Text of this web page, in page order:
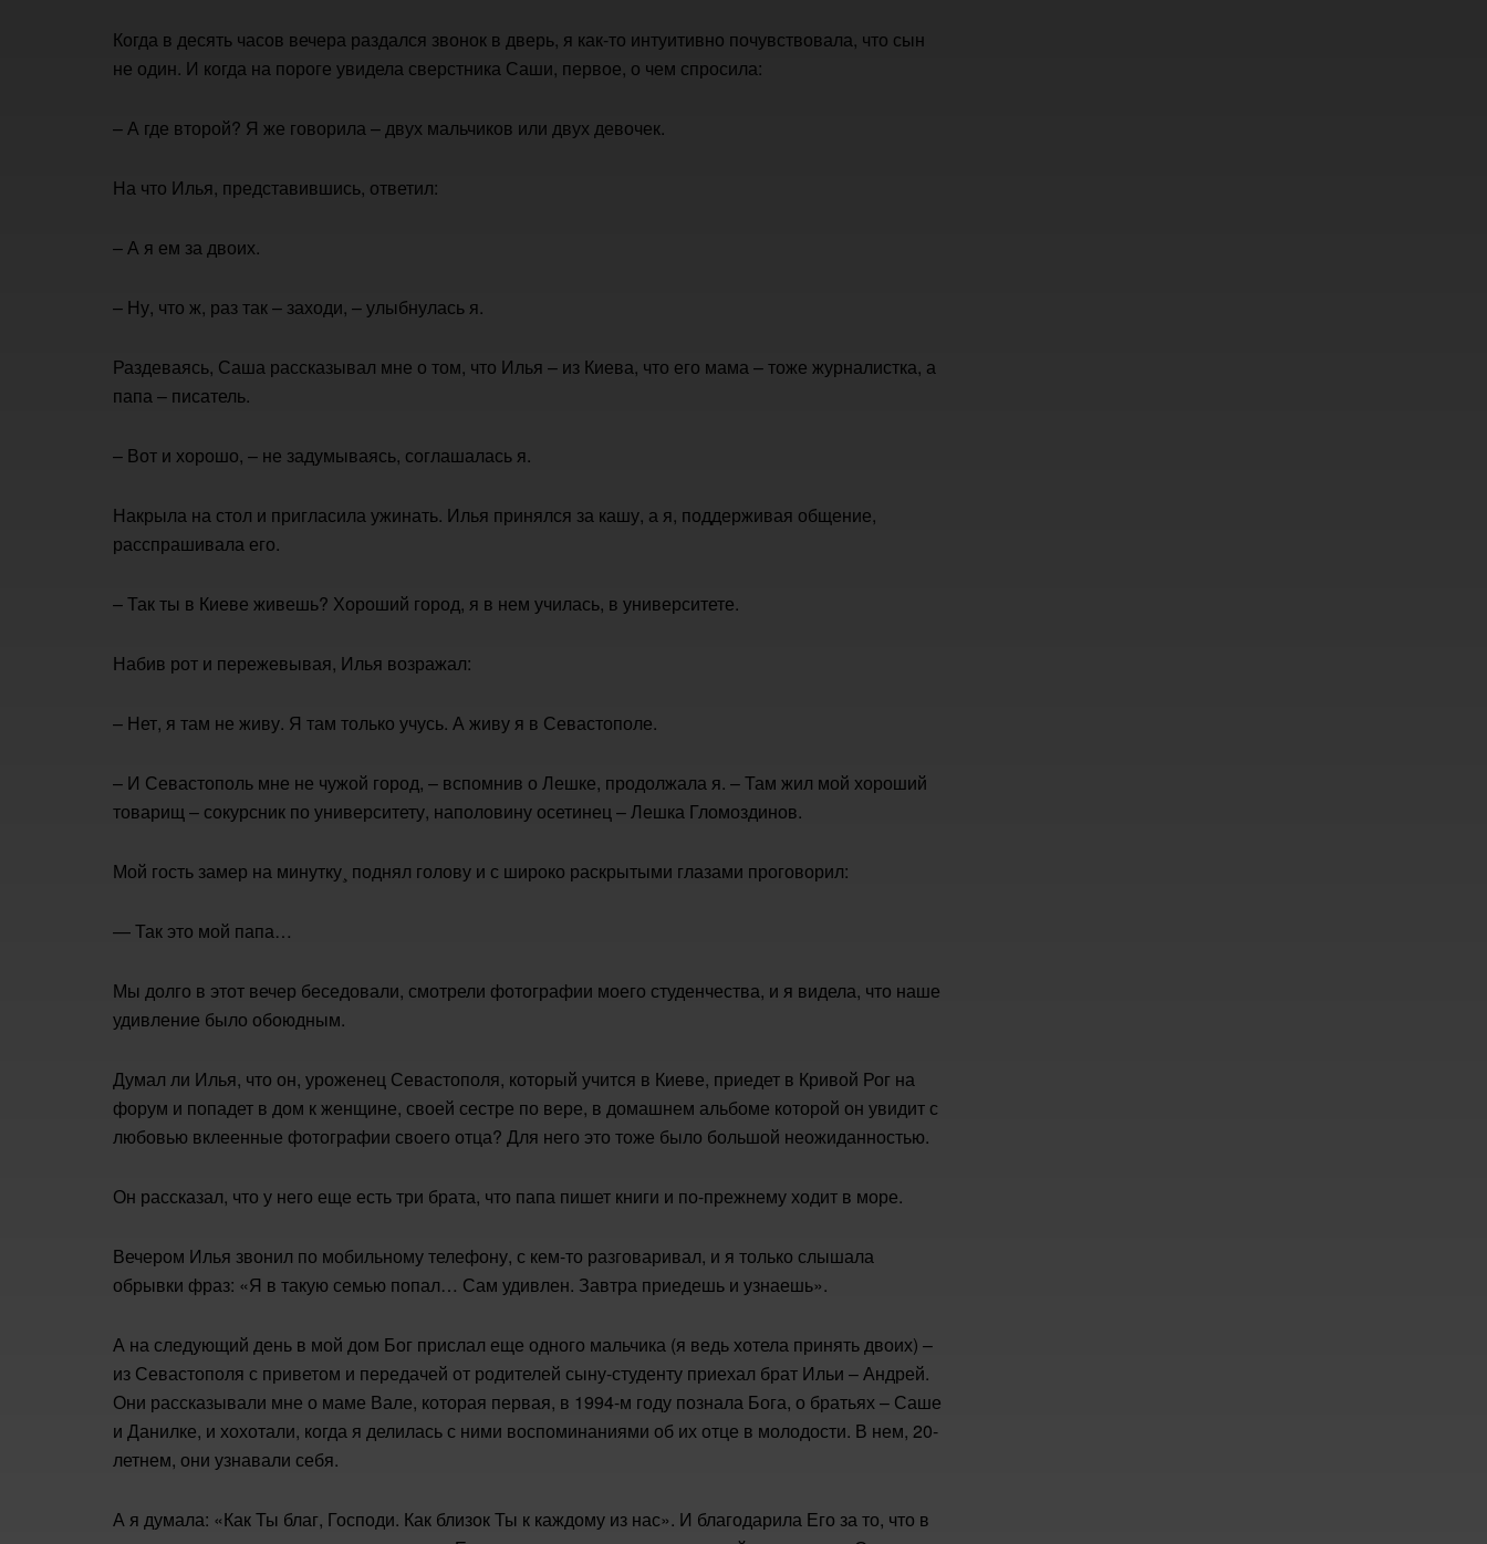
Когда в десять часов вечера раздался звонок в дверь, я как-то интуитивно почувствовала, что сын
не один. И когда на пороге увидела сверстника Саши, первое, о чем спросила:
– А где второй? Я же говорила – двух мальчиков или двух девочек.
На что Илья, представившись, ответил:
– А я ем за двоих.
– Ну, что ж, раз так – заходи, – улыбнулась я.
Раздеваясь, Саша рассказывал мне о том, что Илья – из Киева, что его мама – тоже журналистка, а
папа – писатель.
– Вот и хорошо, – не задумываясь, соглашалась я.
Накрыла на стол и пригласила ужинать. Илья принялся за кашу, а я, поддерживая общение,
расспрашивала его.
– Так ты в Киеве живешь? Хороший город, я в нем училась, в университете.
Набив рот и пережевывая, Илья возражал:
– Нет, я там не живу. Я там только учусь. А живу я в Севастополе.
– И Севастополь мне не чужой город, – вспомнив о Лешке, продолжала я. – Там жил мой хороший
товарищ – сокурсник по университету, наполовину осетинец – Лешка Гломоздинов.
Мой гость замер на минутку¸ поднял голову и с широко раскрытыми глазами проговорил:
— Так это мой папа…
Мы долго в этот вечер беседовали, смотрели фотографии моего студенчества, и я видела, что наше
удивление было обоюдным.
Думал ли Илья, что он, уроженец Севастополя, который учится в Киеве, приедет в Кривой Рог на
форум и попадет в дом к женщине, своей сестре по вере, в домашнем альбоме которой он увидит с
любовью вклеенные фотографии своего отца? Для него это тоже было большой неожиданностью.
Он рассказал, что у него еще есть три брата, что папа пишет книги и по-прежнему ходит в море.
Вечером Илья звонил по мобильному телефону, с кем-то разговаривал, и я только слышала
обрывки фраз: «Я в такую семью попал… Сам удивлен. Завтра приедешь и узнаешь».
А на следующий день в мой дом Бог прислал еще одного мальчика (я ведь хотела принять двоих) –
из Севастополя с приветом и передачей от родителей сыну-студенту приехал брат Ильи – Андрей.
Они рассказывали мне о маме Вале, которая первая, в 1994-м году познала Бога, о братьях – Саше
и Данилке, и хохотали, когда я делилась с ними воспоминаниями об их отце в молодости. В нем, 20-
летнем, они узнавали себя.
А я думала: «Как Ты благ, Господи. Как близок Ты к каждому из нас». И благодарила Его за то, что в